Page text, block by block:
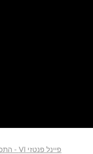
פיינל פנטזי VI - התכונות הנוספות הבאות כלולות: